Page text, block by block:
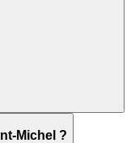
Michel ?